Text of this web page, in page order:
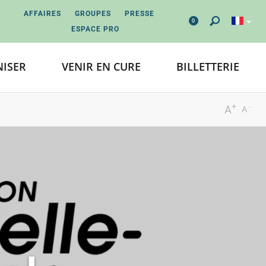
AFFAIRES GROUPES
PRESSE
ESPACE PRO
0
VENIR EN CURE BILLETTERIE
-
A
+
A